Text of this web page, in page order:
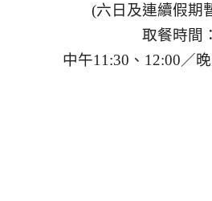
(六日及連續假期
取餐時間：
中午11:30、12:00／